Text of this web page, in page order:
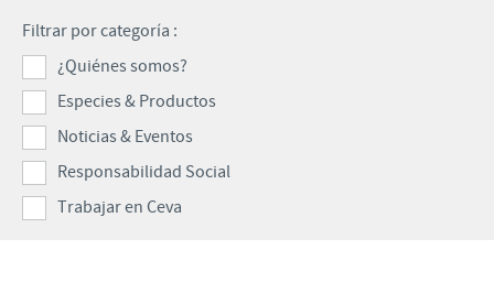
Mundo Ganadero
Mundo Porcino
Nuestro Enfoque en la responsabilidad
Contribuciones
Programas de Apoyo Mundial
Patrocinios Científicos
TRABAJAR EN CEVA
Si querés trabajar con nosotros
Filtrar por categoría :
¿Quiénes somos?
Especies & Productos
Noticias & Eventos
Responsabilidad Social
Trabajar en Ceva